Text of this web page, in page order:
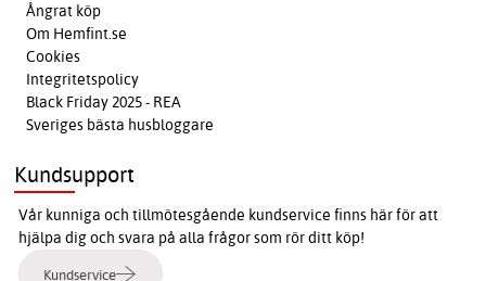
Ångrat köp
Om Hemfint.se
Cookies
Integritetspolicy
Black Friday 2025 - REA
Sveriges bästa husbloggare
Kundsupport
Vår kunniga och tillmötesgående kundservice finns här för att
hjälpa dig och svara på alla frågor som rör ditt köp!
Kundservice